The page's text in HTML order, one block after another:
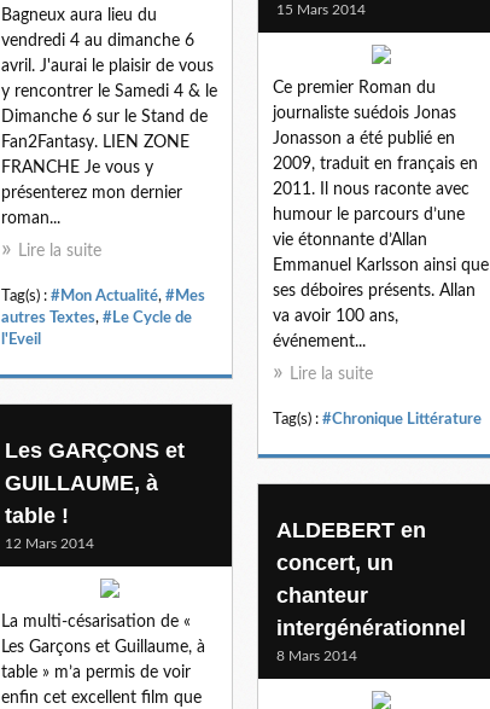
Bagneux aura lieu du
vendredi 4 au dimanche 6
avril. J'aurai le plaisir de vous
y rencontrer le Samedi 4 & le
Dimanche 6 sur le Stand de
Fan2Fantasy. LIEN ZONE
FRANCHE Je vous y
présenterez mon dernier
roman...
Lire la suite
Tag(s) : #Mon Actualité, #Mes
autres Textes, #Le Cycle de
l'Eveil
15 Mars 2014
Ce premier Roman du
journaliste suédois Jonas
Jonasson a été publié en
2009, traduit en français en
2011. Il nous raconte avec
humour le parcours d’une
vie étonnante d’Allan
Emmanuel Karlsson ainsi que
ses déboires présents. Allan
va avoir 100 ans,
événement...
Lire la suite
Tag(s) : #Chronique Littérature
Les GARÇONS et
GUILLAUME, à
table !
12 Mars 2014
La multi-césarisation de «
Les Garçons et Guillaume, à
table » m’a permis de voir
enfin cet excellent film que
ALDEBERT en
concert, un
chanteur
intergénérationnel
8 Mars 2014